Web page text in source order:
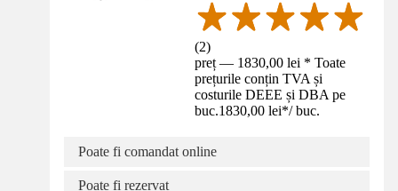
(2)
preț — 1830,00 lei * Toate
prețurile conțin TVA și
costurile DEEE și DBA pe
buc.1830,00 lei*/ buc.
Poate fi comandat online
Poate fi rezervat